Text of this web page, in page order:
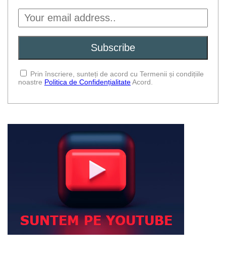
Prin înscriere, sunteți de acord cu Termenii și condițiile
noastre Politica de ConfidențialitateAcord.